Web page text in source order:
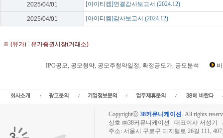
2025/04/01 [아이티켐]연결감사보고서 (2024.12)
2025/04/01 [아이티켐]감사보고서 (2024.12)
※ (유가) : 유가증권시장(거래소)
IPO공모, 공모청약, 공모주청약일정, 확정공모가, 공모분석
Copyrightⓒ 38커뮤니케이션. All rights
상호 ㈜38커뮤니케이션 대표이사 서성기
주소: 서울시 구로구 디지털로 26길 111,